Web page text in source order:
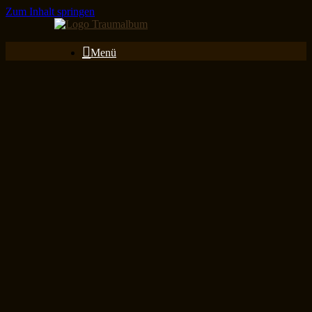
Zum Inhalt springen
Menü